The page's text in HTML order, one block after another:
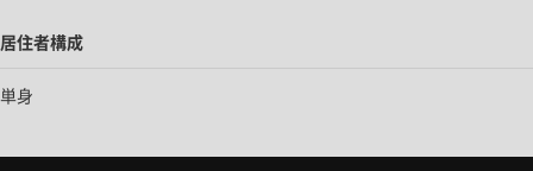
居住者構成
単身